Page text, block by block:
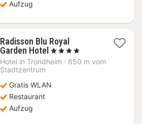
Aufzug
Radisson Blu Royal
Garden Hotel 1
Nacht
€
, 4 Sterne
Hotel in Trondheim · 650 m vom
Stadtzentrum
Gratis WLAN
Restaurant
Aufzug